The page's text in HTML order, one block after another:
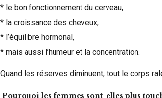
* le bon fonctionnement du cerveau,
* la croissance des cheveux,
* l’équilibre hormonal,
* mais aussi l’humeur et la concentration.
Quand les réserves diminuent, tout le corps
Pourquoi les femmes sont-elles plus